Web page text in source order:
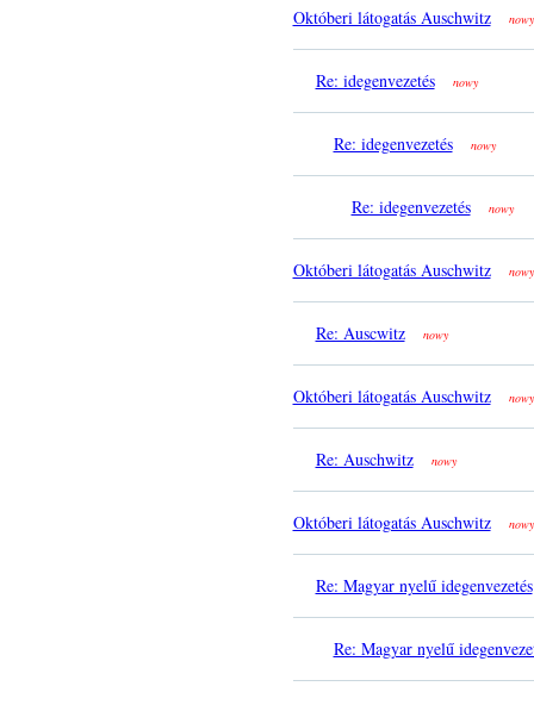
Októberi látogatás Auschwitz nowy
Re: idegenvezetés nowy
Re: idegenvezetés nowy
Re: idegenvezetés nowy
Októberi látogatás Auschwitz nowy
Re: Auscwitz nowy
Októberi látogatás Auschwitz nowy
Re: Auschwitz nowy
Októberi látogatás Auschwitz nowy
Re: Magyar nyelű idegenvezetés
Re: Magyar nyelű